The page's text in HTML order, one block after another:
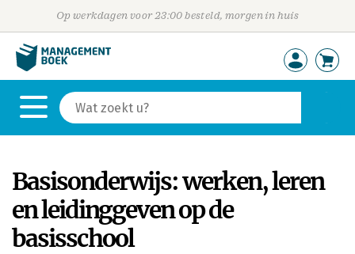
Op werkdagen voor 23:00 besteld, morgen in huis
Basisonderwijs: werken, leren
en leidinggeven op de
basisschool